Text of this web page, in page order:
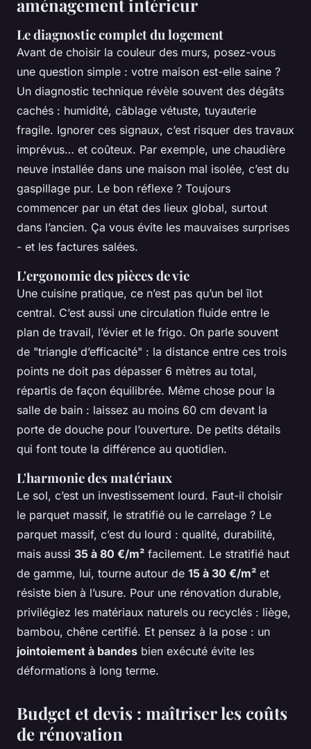
aménagement intérieur
Le diagnostic complet du logement
Avant de choisir la couleur des murs, posez-vous
une question simple : votre maison est-elle saine ?
Un diagnostic technique révèle souvent des dégâts
cachés : humidité, câblage vétuste, tuyauterie
fragile. Ignorer ces signaux, c’est risquer des travaux
imprévus… et coûteux. Par exemple, une chaudière
neuve installée dans une maison mal isolée, c’est du
gaspillage pur. Le bon réflexe ? Toujours
commencer par un état des lieux global, surtout
dans l’ancien. Ça vous évite les mauvaises surprises
- et les factures salées.
L'ergonomie des pièces de vie
Une cuisine pratique, ce n’est pas qu’un bel îlot
central. C’est aussi une circulation fluide entre le
plan de travail, l’évier et le frigo. On parle souvent
de "triangle d’efficacité" : la distance entre ces trois
points ne doit pas dépasser 6 mètres au total,
répartis de façon équilibrée. Même chose pour la
salle de bain : laissez au moins 60 cm devant la
porte de douche pour l’ouverture. De petits détails
qui font toute la différence au quotidien.
L'harmonie des matériaux
Le sol, c’est un investissement lourd. Faut-il choisir
le parquet massif, le stratifié ou le carrelage ? Le
parquet massif, c’est du lourd : qualité, durabilité,
mais aussi 35 à 80 €/m² facilement. Le stratifié haut
de gamme, lui, tourne autour de 15 à 30 €/m² et
résiste bien à l’usure. Pour une rénovation durable,
privilégiez les matériaux naturels ou recyclés : liège,
bambou, chêne certifié. Et pensez à la pose : un
jointoiement à bandes bien exécuté évite les
déformations à long terme.
Budget et devis : maîtriser les coûts
de rénovation